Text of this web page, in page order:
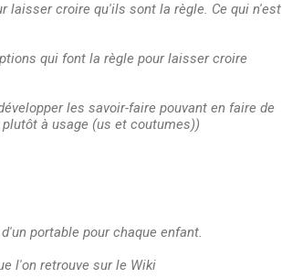
laisser croire qu'ils sont la règle. Ce qui n'est
qui font la règle pour laisser croire
les savoir-faire pouvant en faire de
à usage (us et coutumes))
portable pour chaque enfant.
l'on retrouve sur le Wiki